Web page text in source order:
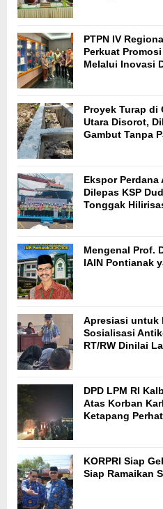
PTPN IV
Perkuat
Melalui Inovasi
Proyek Turap di
Utara Disorot,
Gambut Tanpa
Ekspor
Dilepas KSP
Tonggak
Mengenal Prof.
IAIN Pontianak
Apresiasi untuk
Sosialisasi
RT/RW Dinilai
DPD LPM RI
Atas Korban
Ketapang
KORPRI Siap
Siap Ramaikan